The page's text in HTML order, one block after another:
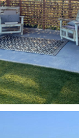
2 AUTO